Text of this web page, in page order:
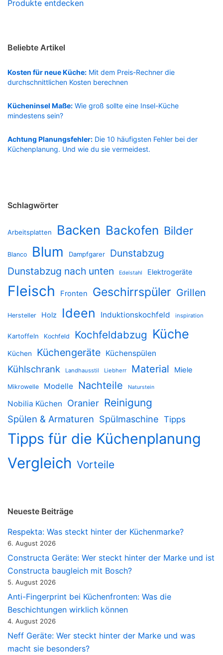
Produkte entdecken
Beliebte Artikel
Kosten für neue Küche: Mit dem Preis-Rechner die
durchschnittlichen Kosten berechnen
Kücheninsel Maße: Wie groß sollte eine Insel-Küche
mindestens sein?
Achtung Planungsfehler: Die 10 häufigsten Fehler bei der
Küchenplanung. Und wie du sie vermeidest.
Schlagwörter
Arbeitsplatten Backen Backofen Bilder
Blanco Blum Dampfgarer
Dunstabzug
Dunstabzug nach unten
Edelstahl Elektrogeräte
Fleisch Fronten Geschirrspüler Grillen
Hersteller Holz Ideen Induktionskochfeld inspiration
Kartoffeln Kochfeld Kochfeldabzug Küche
Küchen Küchengeräte Küchenspülen
Kühlschrank Landhausstil Liebherr Material Miele
Mikrowelle Modelle Nachteile Naturstein
Nobilia Küchen Oranier Reinigung
Spülen & Armaturen Spülmaschine Tipps
Tipps für die Küchenplanung
Vergleich Vorteile
Neueste Beiträge
Respekta: Was steckt hinter der Küchenmarke?
6. August 2026
Constructa Geräte: Wer steckt hinter der Marke und ist
Constructa baugleich mit Bosch?
5. August 2026
Anti-Fingerprint bei Küchenfronten: Was die
Beschichtungen wirklich können
4. August 2026
Neff Geräte: Wer steckt hinter der Marke und was
macht sie besonders?